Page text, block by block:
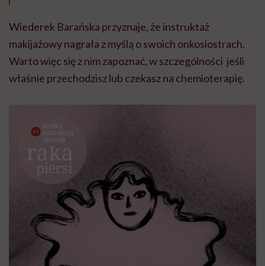
Wiederek Barańska przyznaje, że instruktaż
makijażowy nagrała z myślą o swoich onkosiostrach.
Warto więc się z nim zapoznać, w szczególności jeśli
właśnie przechodzisz lub czekasz na chemioterapię.